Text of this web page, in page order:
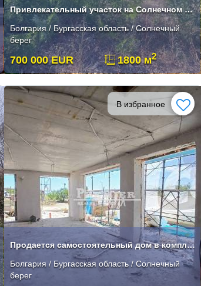
Привлекательный участок на Солнечном берегу, подходящий для жилищного
Болгария / Бургасская область / Солнечный
берег
700 000 EUR 1800 м2
В избранное
Продается самостоятельный дом в комплексе
Болгария / Бургасская область / Солнечный
берег